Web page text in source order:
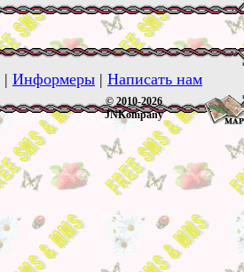
| Информеры | Написать нам
© 2010-2026
JNKompany